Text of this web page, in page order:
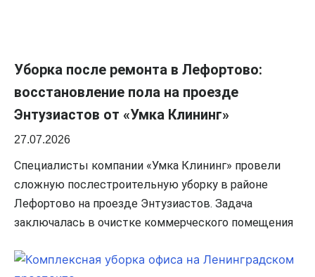
Уборка после ремонта в Лефортово:
восстановление пола на проезде
Энтузиастов от «Умка Клининг»
27.07.2026
Специалисты компании «Умка Клининг» провели
сложную послестроительную уборку в районе
Лефортово на проезде Энтузиастов. Задача
заключалась в очистке коммерческого помещения